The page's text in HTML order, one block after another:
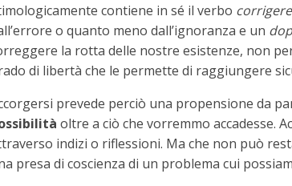
contiene in sé il verbo corrigere
o quanto meno dall’ignoranza e un
la rotta delle nostre esistenze, non
di libertà che le permette di raggiungere
prevede perciò una propensione da
oltre a ciò che vorremmo accadesse.
indizi o riflessioni. Ma che non può
presa di coscienza di un problema cui